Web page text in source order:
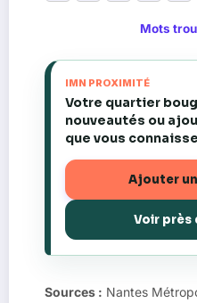
Mots
IMN PROXIMITÉ
Votre quartier
nouveautés ou
que vous
Ajouter
Voir près
Sources : Nantes